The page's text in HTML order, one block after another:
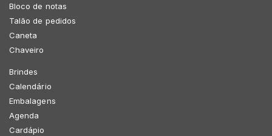
Bloco de notas
Talão de pedidos
Caneta
Chaveiro
Brindes
Calendário
Embalagens
Agenda
Cardápio